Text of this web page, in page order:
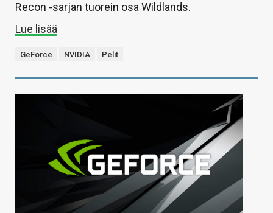
Recon -sarjan tuorein osa Wildlands.
Lue lisää
GeForce NVIDIA Pelit